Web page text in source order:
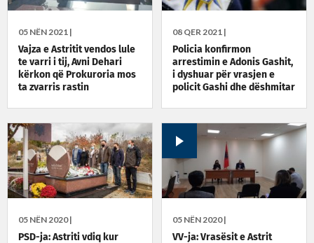
05 NËN 2021 |
Vajza e Astritit vendos lule
te varri i tij, Avni Dehari
kërkon që Prokuroria mos
ta zvarris rastin
08 QER 2021 |
Policia konfirmon
arrestimin e Adonis Gashit,
i dyshuar për vrasjen e
policit Gashi dhe dëshmitar
05 NËN 2020 |
PSD-ja: Astriti vdiq kur
05 NËN 2020 |
VV-ja: Vrasësit e Astrit